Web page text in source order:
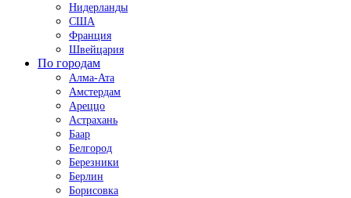
Нидерланды
США
Франция
Швейцария
По городам
Алма-Ата
Амстердам
Ареццо
Астрахань
Баар
Белгород
Березники
Берлин
Борисовка